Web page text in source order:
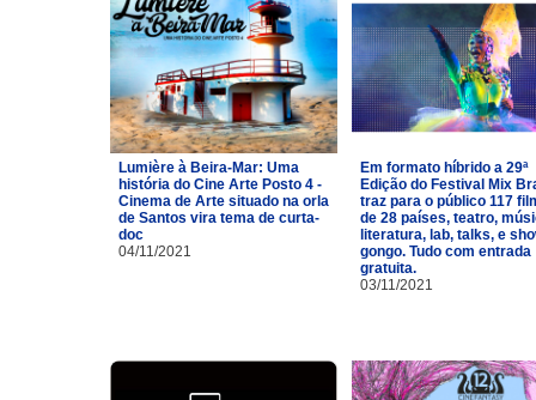
Lumière à Beira-Mar: Uma
história do Cine Arte Posto 4 -
Cinema de Arte situado na orla
de Santos vira tema de curta-
doc
04/11/2021
Em formato híbrido a 29ª
Edição do Festival Mix
traz para o público 117
de 28 países, teatro,
literatura, lab, talks, e
gongo. Tudo com entrada
gratuita.
03/11/2021